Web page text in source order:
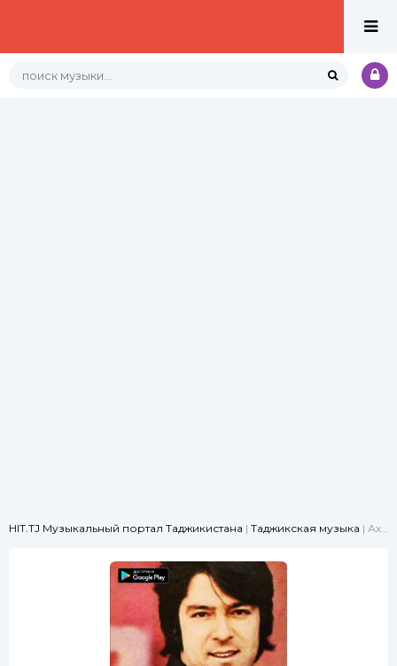
HIT.TJ Музыкальный портал Таджикистана | Таджикская музыка | Ахмад Зохир - Султони калбам